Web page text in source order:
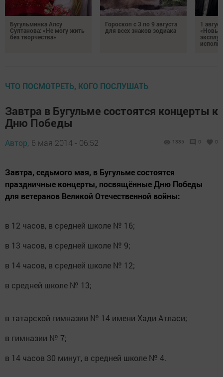
Бугульминка Алсу
Султанова: «Не могу жить
без творчества»
Гороскоп с 3 по 9 августа
для всех знаков зодиака
1
«Новые
ЧТО ПОСМОТРЕТЬ, КОГО ПОСЛУШАТЬ
Завтра в Бугульме состоятся концерты к
Дню Победы
Автор, 6 мая 2014 - 06:52 1335 0 0
Завтра, седьмого мая, в Бугульме состоятся
праздничные концерты, посвящённые Дню Победы
для ветеранов Великой Отечественной войны:
в 12 часов, в средней школе № 16;
в 13 часов, в средней школе № 9;
в 14 часов, в средней школе № 12;
в средней школе № 13;
в татарской гимназии № 14 имени Хади Атласи;
в гимназии № 7;
в 14 часов 30 минут, в средней школе № 4.